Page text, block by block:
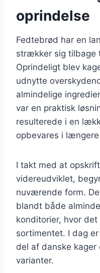
oprindelse
Fedtebrød har en
strækker sig tilbage
Oprindeligt blev
udnytte
almindelige
var en praktisk
resulterede i en
opbevares i
I takt med at
videreudviklet,
nuværende form.
blandt både
konditorier, hvor
sortimentet. I dag
del af danske kager
varianter.